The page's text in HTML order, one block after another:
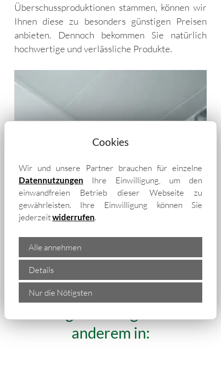
Überschussproduktionen stammen, können wir
Ihnen diese zu besonders günstigen Preisen
anbieten. Dennoch bekommen Sie natürlich
hochwertige und verlässliche Produkte.
„Wir liefern isolierte
Trapezbleche und Isopaneele
auch in die Umgebung von
anderem in:
Cookies
Wir und unsere Partner brauchen für einzelne
Datennutzungen Ihre Einwilligung, um den
einwandfreien Betrieb dieser Webseite zu
gewährleisten. Ihre Einwilligung können Sie
jederzeitwiderrufen.
Alle annehmen
Details
Nur die Nötigsten